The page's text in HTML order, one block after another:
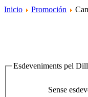
Inicio Promoción
Esdeveniments pel
Sense